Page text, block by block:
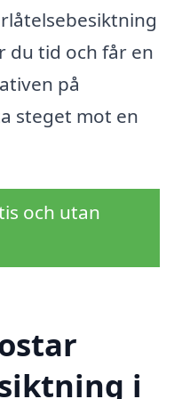
du tid och får en
på
steget mot en
och utan
i